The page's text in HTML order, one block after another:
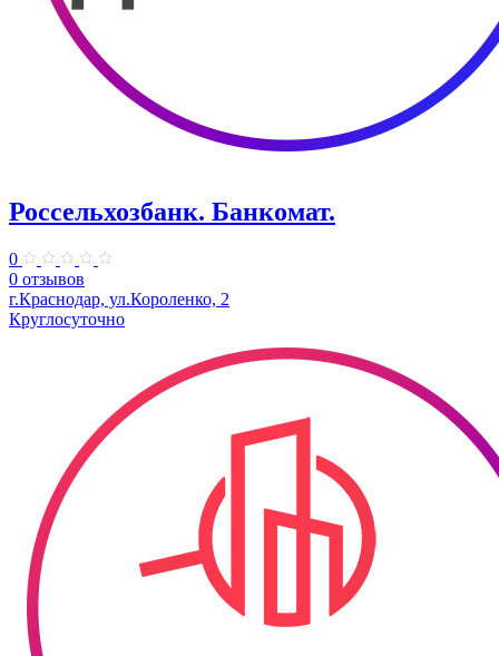
Россельхозбанк. Банкомат.
0
0 отзывов
​г.Краснодар, ул.Короленко, 2
Круглосуточно